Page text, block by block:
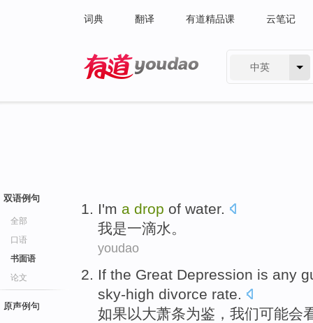
词典 翻译 有道精品课 云笔记
中英
双语例句
全部
口语
书面语
论文
原声例句
I'm a drop of water.
我是一滴水。
youdao
If the Great Depression is any
sky-high divorce rate.
如果以大萧条为鉴 ， 我们可能会